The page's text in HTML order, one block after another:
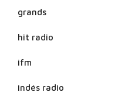
grands
hit radio
ifm
indés radio